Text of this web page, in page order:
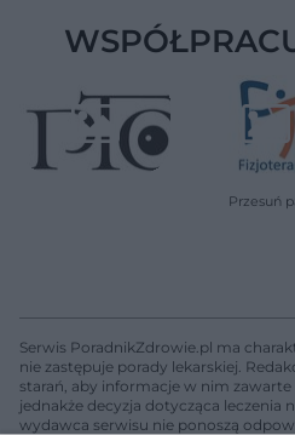
Serwis PoradnikZdrowie.pl ma
nie zastępuje porady lekarskiej.
starań, aby informacje w nim
jednakże decyzja dotycząca leczenia
wydawca serwisu nie ponoszą